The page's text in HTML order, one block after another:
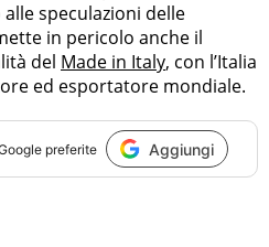
speculazioni delle
in pericolo anche il
del Made in Italy, con l’Italia
ed esportatore mondiale.
preferite Aggiungi